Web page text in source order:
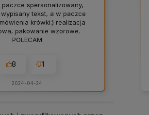
paczce spersonalizowany,
tekst, a w paczce
krówki:) realizacja
pakowanie wzorowe.
POLECAM
8 1
2024-04-24